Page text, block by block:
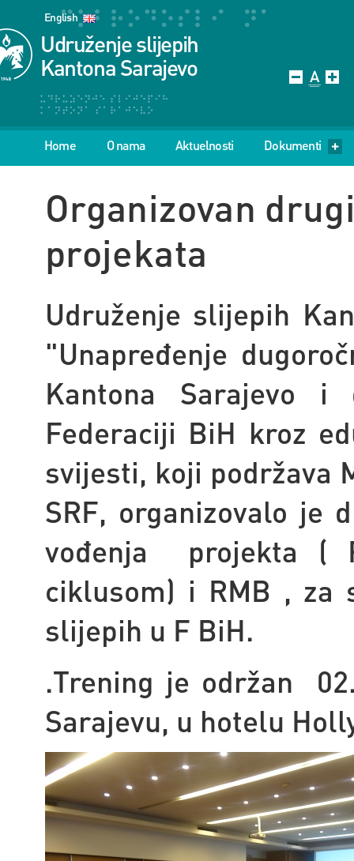
English
Udruženje slijepih
Kantona Sarajevo
Home O nama Aktuelnosti Dokumenti
Organizovan
projekata
Udruženje slijepih
"Unapređenje
Kantona Sarajevo
Federaciji BiH kroz
svijesti, koji podržava
SRF, organizovalo je
vođenja projekta (
ciklusom) i RMB , za
slijepih u F BiH.
.Trening je održan
Sarajevu, u hotelu